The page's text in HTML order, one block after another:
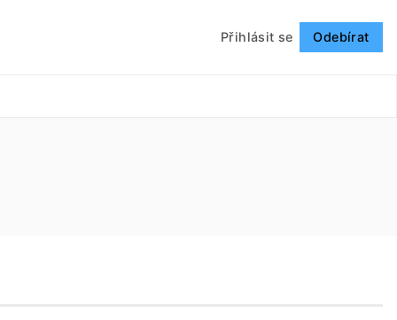
Přihlásit se Odebírat
Sledovat